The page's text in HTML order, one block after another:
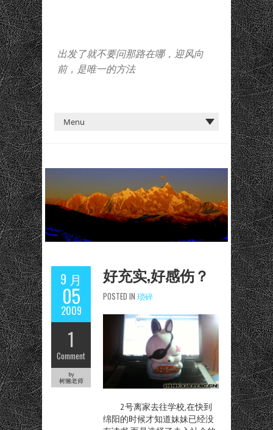
出发了就不要问那路在哪，迎风向
前，是唯一的方法
9 月
05
2009
1
Comment
by
树獭老师
好充实,好感伤？
POSTED IN 琐碎
2号离家去往学校,在快到
绵阳的时候才知道妹妹已经没